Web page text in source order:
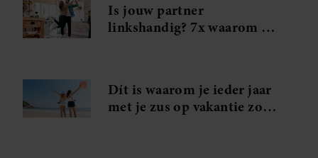
Is jouw partner
linkshandig? 7x waarom je
Dít is waarom je ieder jaar
met je zus op vakantie zou